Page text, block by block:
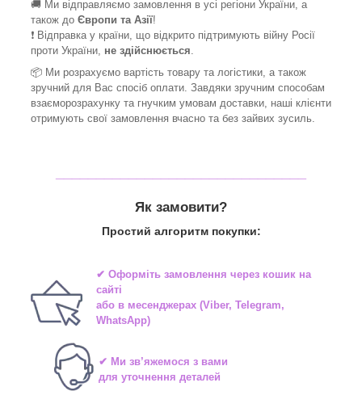
🚚 Ми відправляємо замовлення в усі регіони України, а
також до Європи та Азії!
❗ Відправка у країни, що відкрито підтримують війну Росії
проти України, не здійснюється
📦 Ми розрахуємо вартість товару та логістики, а також
зручний для Вас спосіб оплати. Завдяки зручним способам
взаєморозрахунку та гнучким умовам доставки, наші клієнти
отримують свої замовлення вчасно та без зайвих зусиль.
Як замовити?
Простий алгоритм покупки:
✔ Оформіть замовлення через кошик на
сайті
або в месенджерах(Viber, Telegram,
WhatsApp)
✔ Ми зв’яжемося з вами
для уточнення деталей